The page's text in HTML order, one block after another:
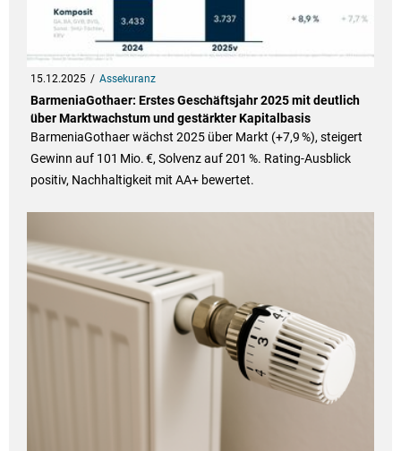
15.12.2025 Assekuranz
BarmeniaGothaer: Erstes Geschäftsjahr 2025 mit deutlich
über Marktwachstum und gestärkter Kapitalbasis
BarmeniaGothaer wächst 2025 über Markt (+7,9 %), steigert
Gewinn auf 101 Mio. €, Solvenz auf 201 %. Rating-Ausblick
positiv, Nachhaltigkeit mit AA+ bewertet.